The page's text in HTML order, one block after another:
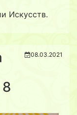
Искусств.
08.03.2021